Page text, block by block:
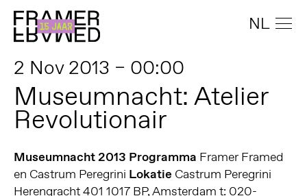
NL
2 Nov 2013 – 00:00
Museumnacht: Atelier
Revolutionair
Museumnacht 2013 Programma Framer Framed
en Castrum Peregrini Lokatie Castrum Peregrini
Herengracht 401 1017 BP, Amsterdam t: 020-